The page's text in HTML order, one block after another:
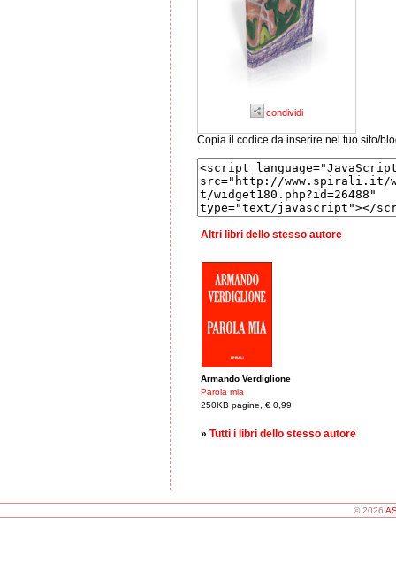
condividi
Copia il codice da inserire nel tuo sito/
Altri libri dello stesso autore
Armando Verdiglione
Parola mia
250KB pagine, € 0,99
» Tutti i libri dello stesso autore
© 2026